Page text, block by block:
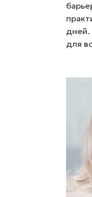
дней.
для